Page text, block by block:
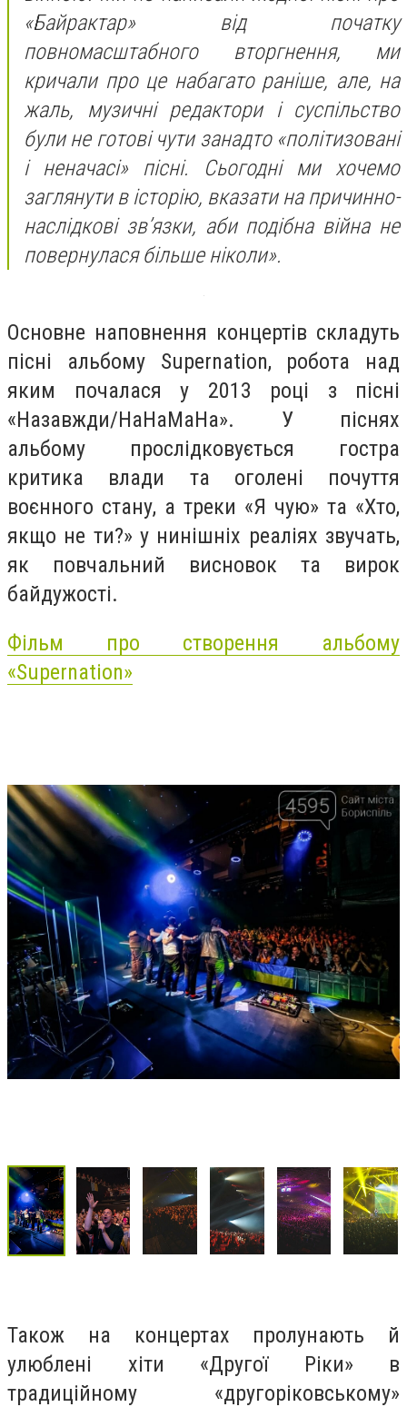
«Байрактар» від початку
повномасштабного вторгнення, ми
кричали про це набагато раніше, але, на
жаль, музичні редактори і суспільство
були не готові чути занадто «політизовані
і неначасі» пісні. Сьогодні ми хочемо
заглянути в історію, вказати на причинно-
наслідкові зв’язки, аби подібна війна не
повернулася більше ніколи».
Основне наповнення концертів складуть
пісні альбому Supernation, робота над
яким почалася у 2013 році з пісні
«Назавжди/НаНаМаНа». У піснях
альбому прослідковується гостра
критика влади та оголені почуття
воєнного стану, а треки «Я чую» та «Хто,
якщо не ти?» у нинішніх реаліях звучать,
як повчальний висновок та вирок
байдужості.
Фільм про створення альбому
«Supernation»
Також на концертах пролунають й
улюблені хіти «Другої Ріки» в
традиційному «другоріковському»